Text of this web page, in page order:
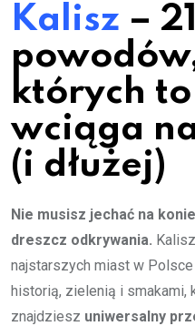
Kalisz – 21
których
wciąga
(i dłużej)
Nie musisz jechać na
dreszcz odkrywania.
najstarszych miast w
historią, zielenią i smakami,
znajdziesz uniwersalny